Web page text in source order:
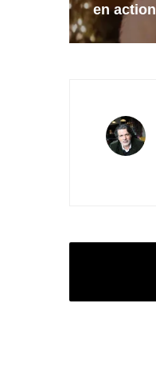
en action